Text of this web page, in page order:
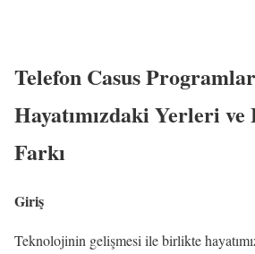
Telefon Casus
Hayatımızdaki Yerleri ve
Farkı
Giriş
Teknolojinin gelişmesi ile birlikte